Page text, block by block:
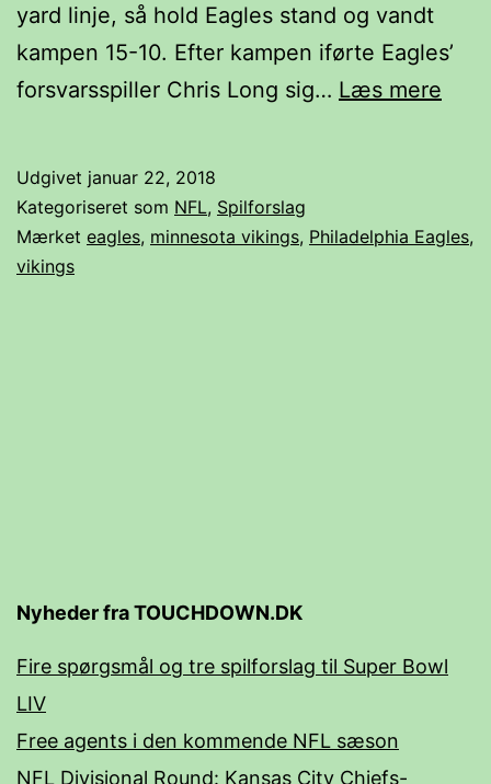
yard linje, så hold Eagles stand og vandt
kampen 15-10. Efter kampen iførte Eagles’
forsvarsspiller Chris Long sig… Læs mere
Udgivet januar 22, 2018
Kategoriseret som NFL, Spilforslag
Mærket eagles, minnesota vikings, Philadelphia Eagles,
vikings
Nyheder fra TOUCHDOWN.DK
Fire spørgsmål og tre spilforslag til Super Bowl
LIV
Free agents i den kommende NFL sæson
NFL Divisional Round: Kansas City Chiefs-